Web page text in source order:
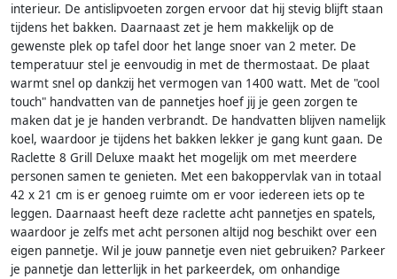
interieur. De antislipvoeten zorgen ervoor dat hij stevig blijft staan
tijdens het bakken. Daarnaast zet je hem makkelijk op de
gewenste plek op tafel door het lange snoer van 2 meter. De
temperatuur stel je eenvoudig in met de thermostaat. De plaat
warmt snel op dankzij het vermogen van 1400 watt. Met de "cool
touch" handvatten van de pannetjes hoef jij je geen zorgen te
maken dat je je handen verbrandt. De handvatten blijven namelijk
koel, waardoor je tijdens het bakken lekker je gang kunt gaan. De
Raclette 8 Grill Deluxe maakt het mogelijk om met meerdere
personen samen te genieten. Met een bakoppervlak van in totaal
42 x 21 cm is er genoeg ruimte om er voor iedereen iets op te
leggen. Daarnaast heeft deze raclette acht pannetjes en spatels,
waardoor je zelfs met acht personen altijd nog beschikt over een
eigen pannetje. Wil je jouw pannetje even niet gebruiken? Parkeer
je pannetje dan letterlijk in het parkeerdek, om onhandige